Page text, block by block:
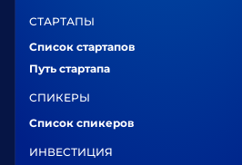
СТАРТАПЫ
Список стартапов
Путь стартапа
СПИКЕРЫ
Список спикеров
ИНВЕСТИЦИЯ